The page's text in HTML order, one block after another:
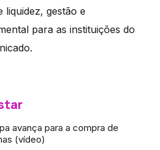
liquidez, gestão e
para as instituições do
avança para a compra de
(vídeo)